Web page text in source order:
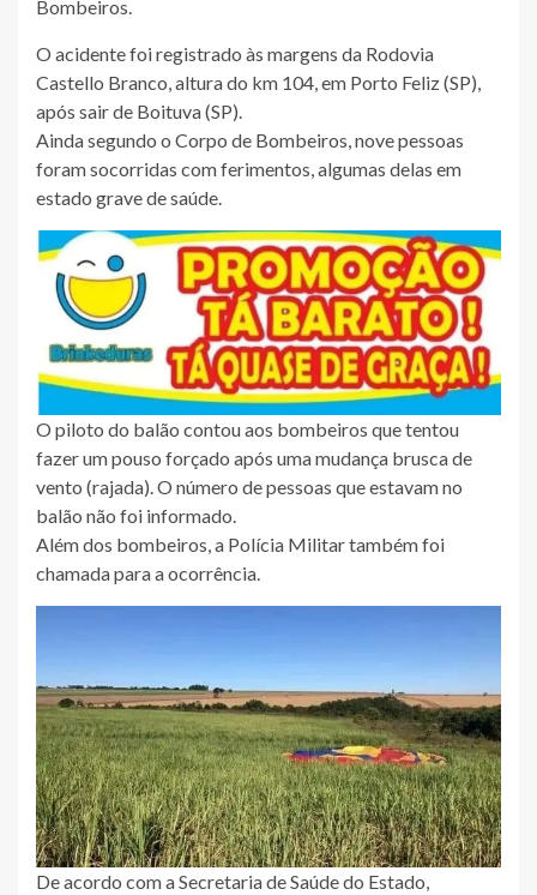
Bombeiros.
O acidente foi registrado às margens da Rodovia
Castello Branco, altura do km 104, em Porto Feliz (SP),
após sair de Boituva (SP).
Ainda segundo o Corpo de Bombeiros, nove pessoas
foram socorridas com ferimentos, algumas delas em
estado grave de saúde.
O piloto do balão contou aos bombeiros que tentou
fazer um pouso forçado após uma mudança brusca de
vento (rajada). O número de pessoas que estavam no
balão não foi informado.
Além dos bombeiros, a Polícia Militar também foi
chamada para a ocorrência.
De acordo com a Secretaria de Saúde do Estado,